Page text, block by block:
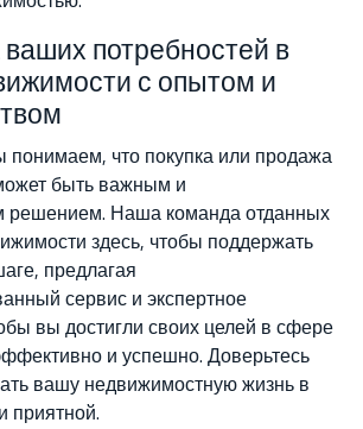
потребностей в
с опытом и
что покупка или продажа
быть важным и
Наша команда отданных
здесь, чтобы поддержать
предлагая
сервис и экспертное
вы достигли своих целей в сфере
и успешно. Доверьтесь
вашу недвижимостную жизнь в
приятной.